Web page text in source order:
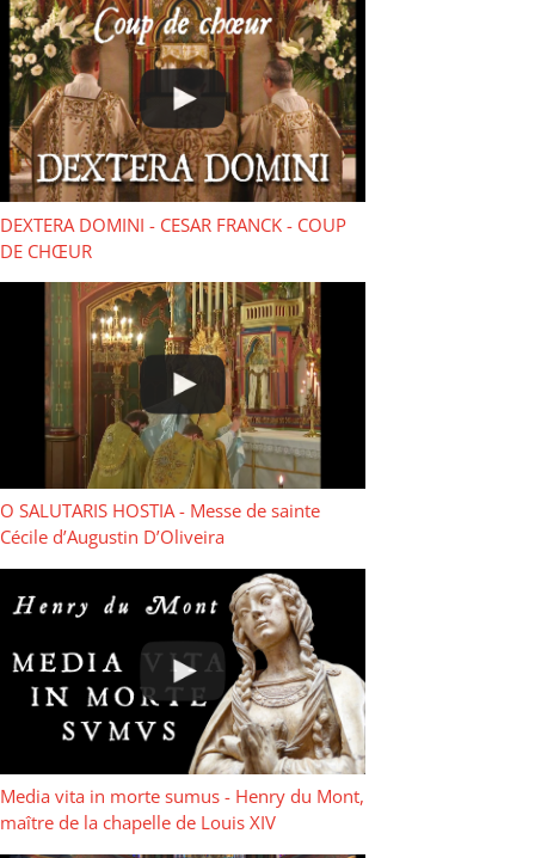
DEXTERA DOMINI - CESAR FRANCK - COUP
DE CHŒUR
O SALUTARIS HOSTIA - Messe de sainte
Cécile d’Augustin D’Oliveira
Media vita in morte sumus - Henry du Mont,
maître de la chapelle de Louis XIV